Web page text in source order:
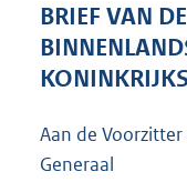
BRIEF VAN
Aan de
Generaal